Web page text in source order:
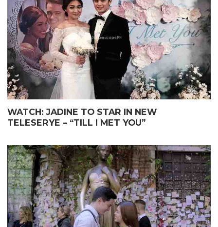
WATCH: JADINE TO STAR IN NEW
TELESERYE – “TILL I MET YOU”